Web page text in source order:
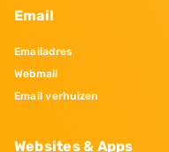
Email
Emailadres
Webmail
Email verhuizen
Websites & Apps